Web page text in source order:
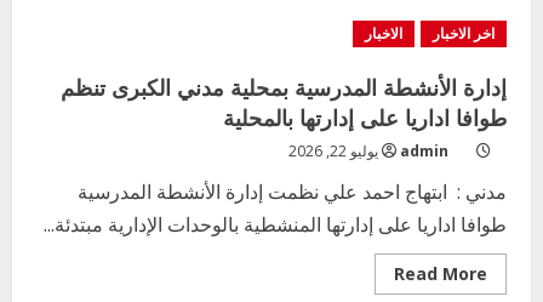
اخر الاخبار الاخبار
إدارة الأنشطة المدرسية بمحلية مدني الكبرى تنظم
طوافا اداريا على إدارتها بالمحلية
admin يوليو 22, 2026
مدني : ابتهاج احمد علي نظمت إدارة الأنشطة المدرسية
طوافا اداريا على إدارتها المنشطية بالوحدات الإدارية مبتدئة...
Read More
more